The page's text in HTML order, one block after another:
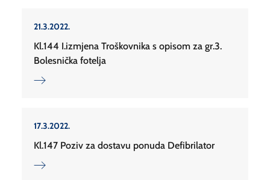
21.3.2022.
Kl.144 I.izmjena Troškovnika s opisom za gr.3.
Bolesnička fotelja
17.3.2022.
Kl.147 Poziv za dostavu ponuda Defibrilator